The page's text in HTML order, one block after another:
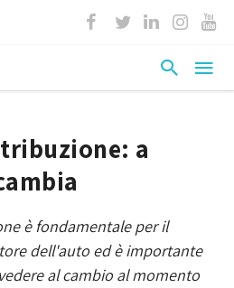
a
è fondamentale per il
dell'auto ed è importante
al cambio al momento